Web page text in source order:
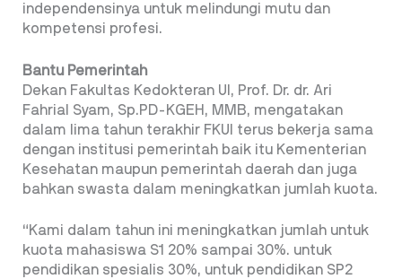
independensinya untuk melindungi mutu dan
kompetensi profesi.
Bantu Pemerintah
Dekan Fakultas Kedokteran UI, Prof. Dr. dr. Ari
Fahrial Syam, Sp.PD-KGEH, MMB, mengatakan
dalam lima tahun terakhir FKUI terus bekerja sama
dengan institusi pemerintah baik itu Kementerian
Kesehatan maupun pemerintah daerah dan juga
bahkan swasta dalam meningkatkan jumlah kuota.
“Kami dalam tahun ini meningkatkan jumlah untuk
kuota mahasiswa S1 20% sampai 30%. untuk
pendidikan spesialis 30%, untuk pendidikan SP2